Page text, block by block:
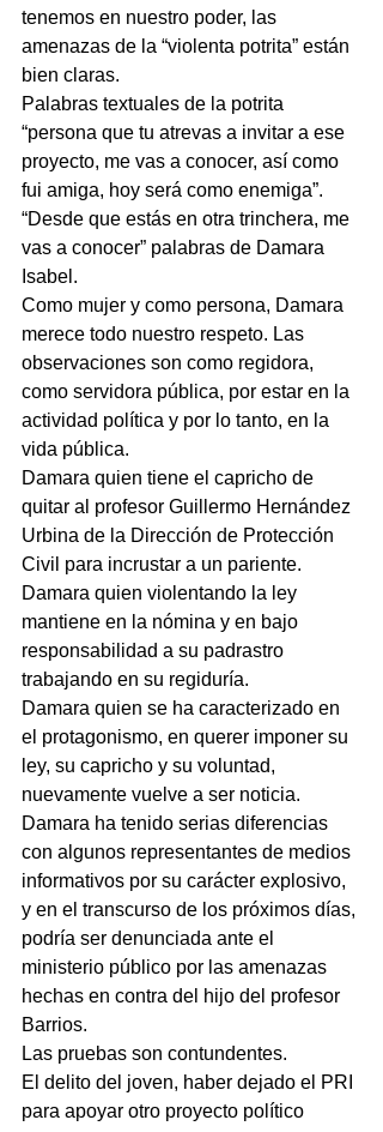
tenemos en nuestro poder, las
amenazas de la “violenta potrita” están
bien claras.
Palabras textuales de la potrita
“persona que tu atrevas a invitar a ese
proyecto, me vas a conocer, así como
fui amiga, hoy será como enemiga”.
“Desde que estás en otra trinchera, me
vas a conocer” palabras de Damara
Isabel.
Como mujer y como persona, Damara
merece todo nuestro respeto. Las
observaciones son como regidora,
como servidora pública, por estar en la
actividad política y por lo tanto, en la
vida pública.
Damara quien tiene el capricho de
quitar al profesor Guillermo Hernández
Urbina de la Dirección de Protección
Civil para incrustar a un pariente.
Damara quien violentando la ley
mantiene en la nómina y en bajo
responsabilidad a su padrastro
trabajando en su regiduría.
Damara quien se ha caracterizado en
el protagonismo, en querer imponer su
ley, su capricho y su voluntad,
nuevamente vuelve a ser noticia.
Damara ha tenido serias diferencias
con algunos representantes de medios
informativos por su carácter explosivo,
y en el transcurso de los próximos días,
podría ser denunciada ante el
ministerio público por las amenazas
hechas en contra del hijo del profesor
Barrios.
Las pruebas son contundentes.
El delito del joven, haber dejado el PRI
para apoyar otro proyecto político